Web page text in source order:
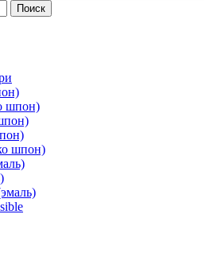
Поиск
шпон)
шпон)